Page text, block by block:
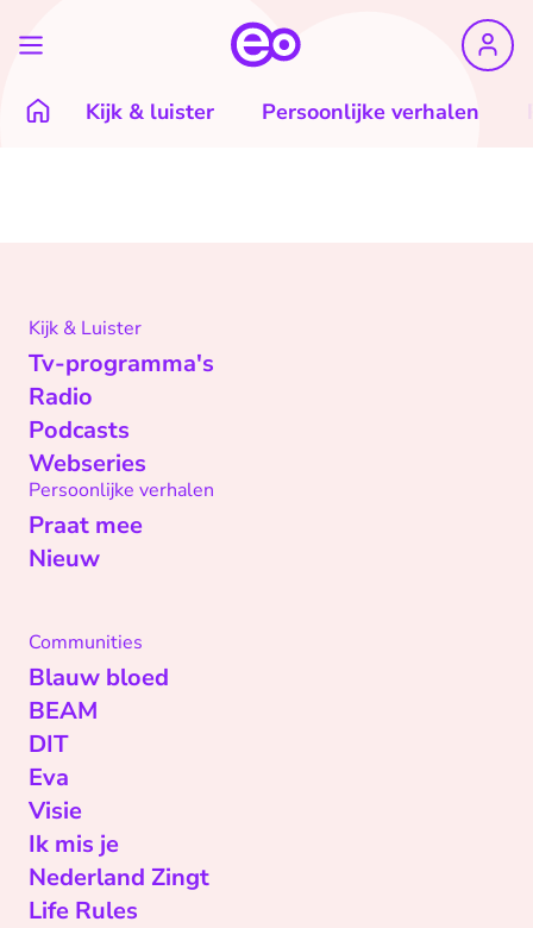
Kijk & luister Persoonlijke verhalen
Kijk & Luister
Tv-programma's
Radio
Podcasts
Webseries
Persoonlijke verhalen
Praat mee
Nieuw
Communities
Blauw bloed
BEAM
DIT
Eva
Visie
Ik mis je
Nederland Zingt
Life Rules